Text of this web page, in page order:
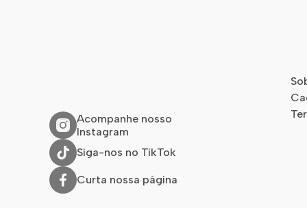
Acompanhe nosso
Instagram
Siga-nos no TikTok
Curta nossa página